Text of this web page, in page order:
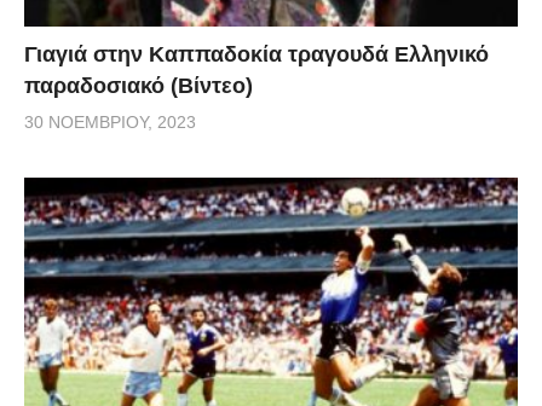
Γιαγιά στην Καππαδοκία τραγουδά Ελληνικό
παραδοσιακό (Βίντεο)
30 ΝΟΕΜΒΡΊΟΥ, 2023